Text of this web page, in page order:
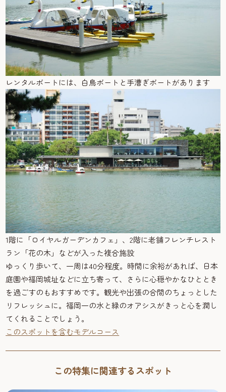
レンタルボートには、白鳥ボートと手漕ぎボートがあります
1階に「ロイヤルガーデンカフェ」、2階に老舗フレンチレスト
ラン「花の木」などが入った複合施設
ゆっくり歩いて、一周は40分程度。時間に余裕があれば、日本
庭園や福岡城址などに立ち寄って、さらに心穏やかなひととき
を過ごすのもおすすめです。観光や出張の合間のちょっとした
リフレッシュに。福岡一の水と緑のオアシスがきっと心を潤し
てくれることでしょう。
このスポットを含むモデルコース
この特集に関連するスポット